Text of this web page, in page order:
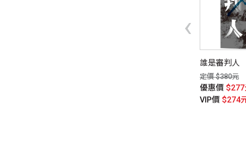
誰是審判人
定價 $380元
優惠價 $277
VIP價 $274
‹